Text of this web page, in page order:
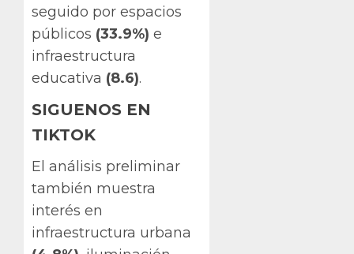
seguido por espacios
públicos (33.9%) e
infraestructura
educativa (8.6).
SIGUENOS EN
TIKTOK
El análisis preliminar
también muestra
interés en
infraestructura urbana